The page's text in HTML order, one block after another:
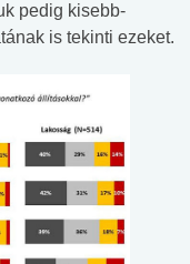
pedig kisebb-
is tekinti ezeket.